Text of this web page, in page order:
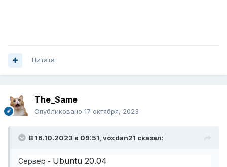
Цитата
The_Same
Опубликовано 17 октября, 2023
В 16.10.2023 в 09:51, voxdan21 сказал:
Сервер - Ubuntu 20.04